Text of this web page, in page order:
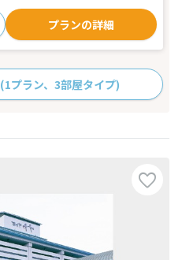
プランの詳細
(1プラン、3部屋タイプ)